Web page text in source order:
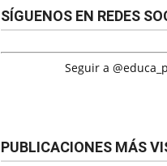
SÍGUENOS EN REDES
Seguir a
PUBLICACIONES MÁS